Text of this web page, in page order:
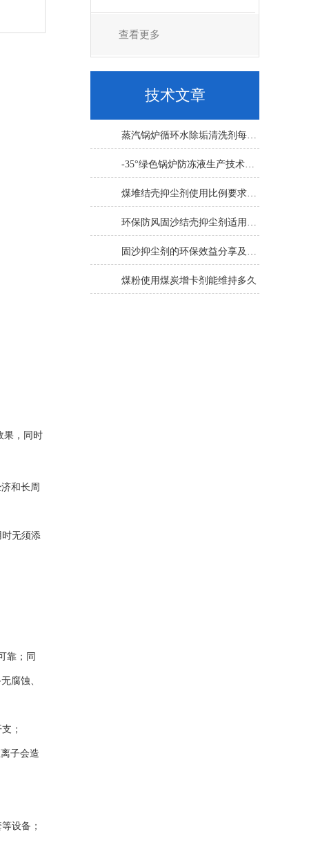
果，同时
和长周
无须添
靠；同
腐蚀、
；
子会造
设备；
查看更多
技术文章
蒸汽锅炉循环水除垢清洗剂每吨水用量
-35°绿色锅炉防冻液生产技术要求
煤堆结壳抑尘剂使用比例要求1:100倍
环保防风固沙结壳抑尘剂适用要求
固沙抑尘剂的环保效益分享及其应用考虑因素介绍
煤粉使用煤炭增卡剂能维持多久